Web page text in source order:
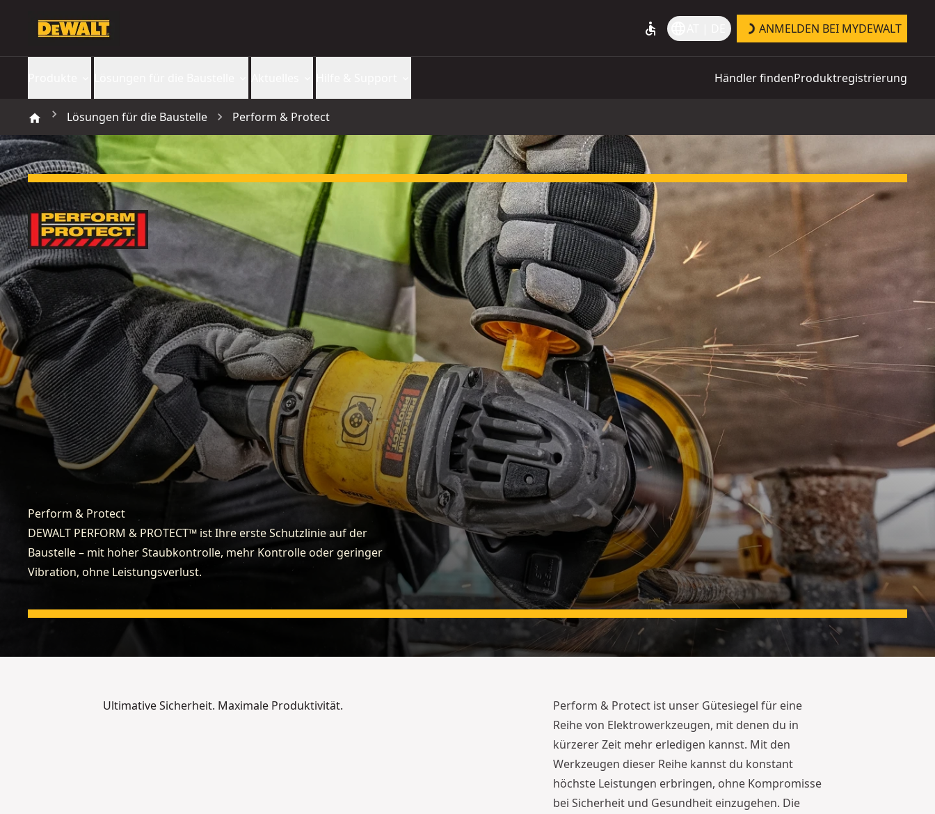
accessible ANMELDEN BEI MYDEWALT
Händler findenProduktregistrierung
Lösungen für die Baustelle Perform & Protect
Perform & Protect
DEWALT PERFORM & PROTECT™ ist Ihre erste Schutzlinie auf der
Baustelle – mit hoher Staubkontrolle, mehr Kontrolle oder geringer
Vibration, ohne Leistungsverlust.
Ultimative Sicherheit. Maximale Produktivität.
Perform & Protect ist unser Gütesiegel für eine
Reihe von Elektrowerkzeugen, mit denen du in
kürzerer Zeit mehr erledigen kannst. Mit den
Werkzeugen dieser Reihe kannst du konstant
höchste Leistungen erbringen, ohne Kompromisse
bei Sicherheit und Gesundheit einzugehen. Die